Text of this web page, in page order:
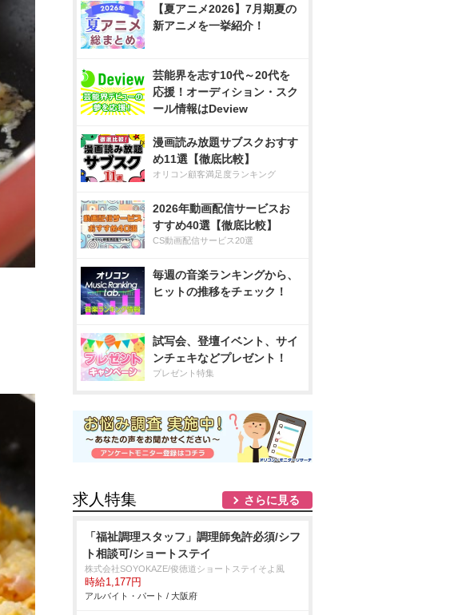
【夏アニメ2026】7月期夏の
新アニメを一挙紹介！
芸能界を志す10代～20代を
応援！オーディション・スク
ール情報はDeview
漫画読み放題サブスクおすす
め11選【徹底比較】
オリコン顧客満足度ランキング
2026年動画配信サービスお
すすめ40選【徹底比較】
CS動画配信サービス20選
毎週の音楽ランキングから、
ヒットの推移をチェック！
試写会、登壇イベント、サイ
ンチェキなどプレゼント！
プレゼント特集
求人特集 さらに見る
「福祉調理スタッフ」調理師免許必須/シフ
ト相談可/ショートステイ
株式会社SOYOKAZE/俊徳道ショートステイそよ風
時給1,177円
アルバイト・パート / 大阪府